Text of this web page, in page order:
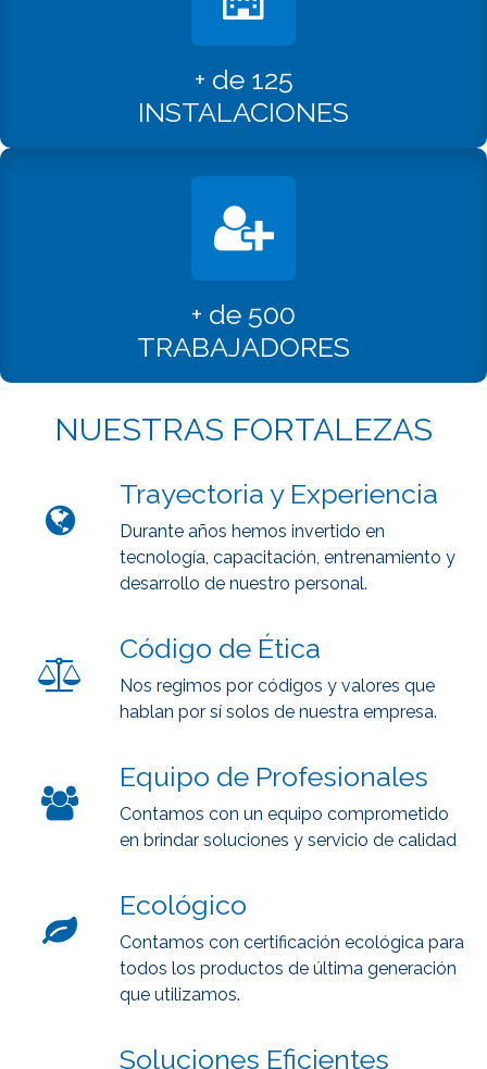
+ de 125
INSTALACIONES
+ de 500
TRABAJADORES
NUESTRAS FORTALEZAS
Trayectoria y Experiencia
Durante años hemos invertido en
tecnología, capacitación, entrenamiento y
desarrollo de nuestro personal.
Código de Ética
Nos regimos por códigos y valores que
hablan por sí solos de nuestra empresa.
Equipo de Profesionales
Contamos con un equipo comprometido
en brindar soluciones y servicio de calidad
Ecológico
Contamos con certificación ecológica para
todos los productos de última generación
que utilizamos.
Soluciones Eficientes